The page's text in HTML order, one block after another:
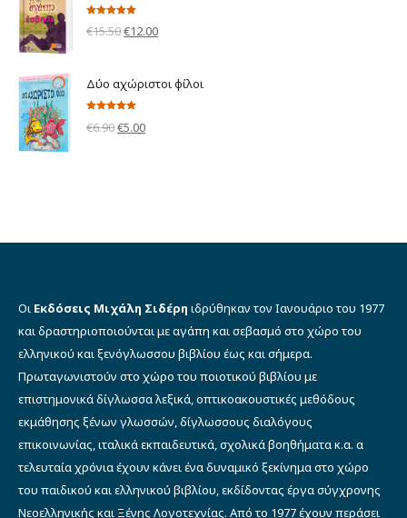
€10.00.
€9.00.
με5.00από 5
€15.50Original
was:
€15.50.
€12.00Η
τιμή
Δύο αχώριστοι φίλοι
με5.00από 5
€6.90Original
€5.00Η
Οι Εκδόσεις Μιχάλη Σιδέρη ιδρύθηκαν τον Ιανουάριο του 1977
και δραστηριοποιούνται με αγάπη και σεβασμό στο χώρο του
ελληνικού και ξενόγλωσσου βιβλίου έως και σήμερα.
Πρωταγωνιστούν στο χώρο του ποιοτικού βιβλίου με
επιστημονικά δίγλωσσα λεξικά, οπτικοακουστικές μεθόδους
εκμάθησης ξένων γλωσσών, δίγλωσσους διαλόγους
επικοινωνίας, ιταλικά εκπαιδευτικά, σχολικά βοηθήματα κ.α. α
τελευταία χρόνια έχουν κάνει ένα δυναμικό ξεκίνημα στο χώρο
του παιδικού και ελληνικού βιβλίου, εκδίδοντας έργα σύγχρονης
Νεοελληνικής και Ξένης Λογοτεχνίας. Από το 1977 έχουν περάσει